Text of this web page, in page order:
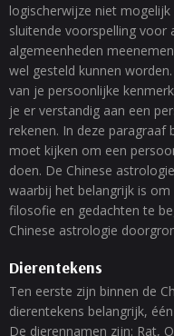
logischerwijze niet
sluitende voorspelling voor
algemeenheden
wel gesteld kunnen
van je persoonlijke
je er verstandig aan een
rekenen. In deze paragraaf
moet kijken om een
doen. De Chinese
waarbij het belangrijk is om
filosofie en gedachten te
Chinese astrologie
Dierentekens
Ten eerste zijn binnen de
dierentekens belangrijk,
De dierennamen zijn: Rat,